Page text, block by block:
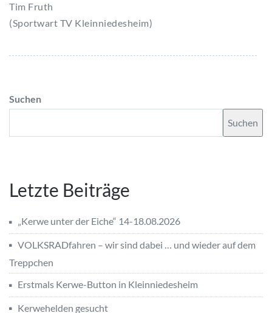
Tim Fruth
(Sportwart TV Kleinniedesheim)
Suchen
Suchen
Letzte Beiträge
„Kerwe unter der Eiche“ 14-18.08.2026
VOLKSRADfahren – wir sind dabei … und wieder auf dem
Treppchen
Erstmals Kerwe-Button in Kleinniedesheim
Kerwehelden gesucht